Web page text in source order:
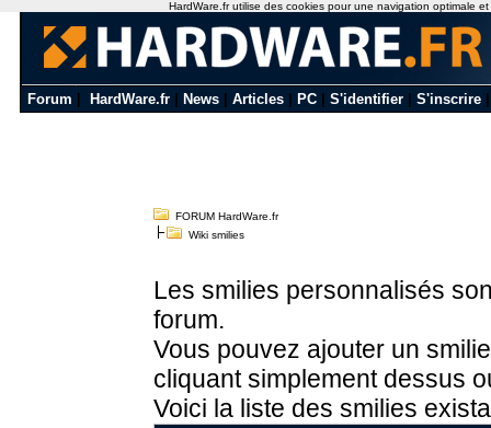
Forum HardWare.fr News Articles PC S'identifier S'inscrire
FORUM HardWare.fr
Wiki smilies
Les smilies personnalisés
forum.
Vous pouvez ajouter un
cliquant simplement dessus
Voici la liste des smilies
HardWare.fr utilise des cookies pour une navigation optimale